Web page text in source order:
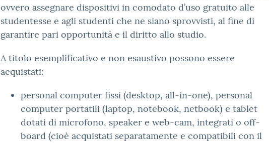
ovvero assegnare dispositivi in comodato d’uso gratuito alle
studentesse e agli studenti che ne siano sprovvisti, al fine di
garantire pari opportunità e il diritto allo studio.
A titolo esemplificativo e non esaustivo possono essere
acquistati:
personal computer fissi (desktop, all-in-one), personal
computer portatili (laptop, notebook, netbook) e tablet
dotati di microfono, speaker e web-cam, integrati o off-
board (cioè acquistati separatamente e compatibili con il